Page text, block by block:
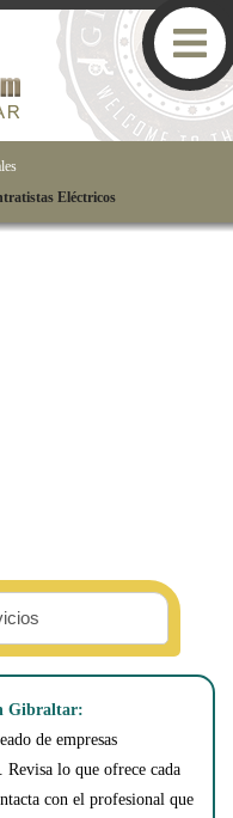
Eléctricos
Gibraltar:
de empresas
Revisa lo que ofrece cada
con el profesional que